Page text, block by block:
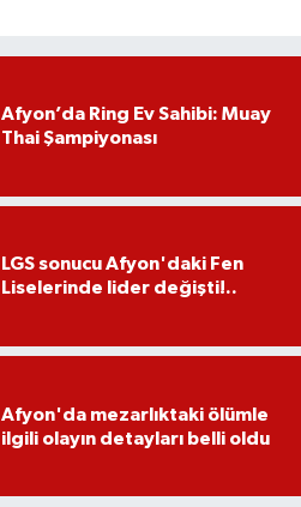
Afyon’da Ring Ev Sahibi: Muay
Thai Şampiyonası
LGS sonucu Afyon'daki Fen
Liselerinde lider değişti!..
Afyon'da mezarlıktaki ölümle
ilgili olayın detayları belli oldu